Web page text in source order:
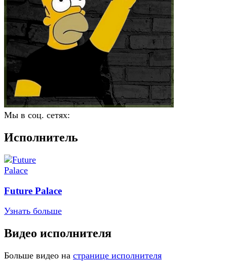
Мы в соц. сетях:
Исполнитель
Future Palace
Узнать больше
Видео исполнителя
Больше видео на странице исполнителя